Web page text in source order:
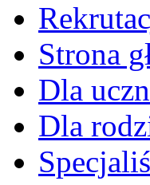
Strona
Dla
Dla